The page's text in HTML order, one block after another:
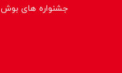
جشنواره های بوش